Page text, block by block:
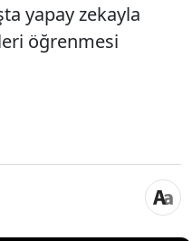
yapay zekayla
öğrenmesi